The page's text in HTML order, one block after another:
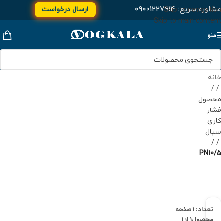
Skip to navigation
Skip to main content
مشاوره سریع:۰۹۰۰۱۲۲۷۹۱۴ ارسال درخواست
منو
خانه
/
محصول
فشار
کاری
سیال
/
PN10/5
تعداد: ۱صفحه